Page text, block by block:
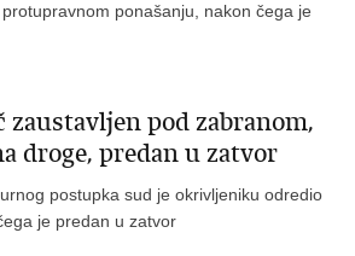
ponašanju, nakon čega je
zaustavljen pod zabranom,
droge, predan u zatvor
postupka sud je okrivljeniku odredio
je predan u zatvor